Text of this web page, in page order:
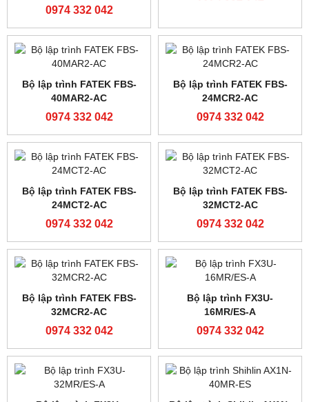
Module truyền thông
Modul mở rộng analog
Modul mở rộng analog
FATEK FBS-2DA
0974 332 042
Bộ lập trình FATEK FBS-
20MAR2-AC
0974 332 042